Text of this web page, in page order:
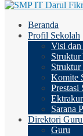
Beranda
Profil Sekolah
Visi
Struktur
Struktur
Komite
Prestasi
Sarana
Direktori
Guru